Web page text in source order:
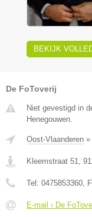
BEKIJK
De FoToverij
Niet gevestigd in
Henegouwen.
Oost-Vlaanderen »
Kleemstraat 51
Tel: 0475853360 ,
E-mail › De